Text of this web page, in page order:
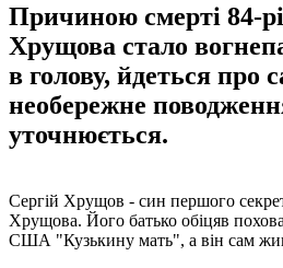
Причиною смерті 84-
Хрущова стало
в голову, йдеться про
необережне
уточнюється.
Сергій Хрущов - син першого
Хрущова. Його батько обіцяв
США "Кузькину мать", а він сам